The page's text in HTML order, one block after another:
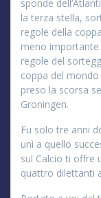
sponde
la terza stella,
regole della
meno
regole del
coppa del
preso la scorsa
Groningen.
Fu solo tre anni
unì a quello
sul Calcio ti offre
quattro dilettanti